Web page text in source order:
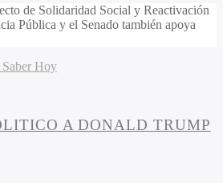
de Solidaridad Social y Reactivación
Pública y el Senado también apoya
Hoy
A DONALD TRUMP